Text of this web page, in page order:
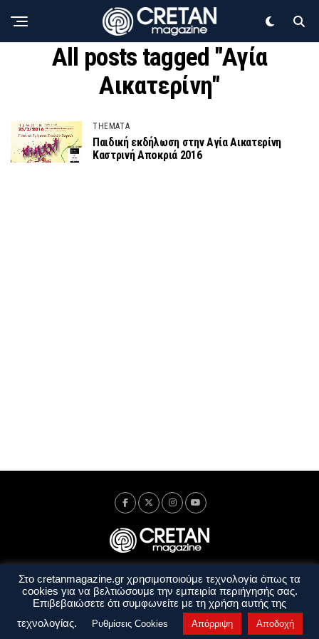
All posts tagged "Αγία
Αικατερίνη"
THEMATA
Παιδική εκδήλωση στην Αγία Αικατερίνη
Καστρινή Αποκριά 2016
Ταυτότητα Πολιτική Απορρήτου
Όροι Χρήσης
Όροι και Προϋποθέσεις
Στο cretanmagazine.gr χρησιμοποιούμε τεχνολογία όπως τα
cookies για να βελτιώσουμε την εμπειρία περιήγησής σας.
Επιβεβαιώσετε ότι συμφωνείτε με τη χρήση αυτής της
τεχνολογίας.
Ρυθμίσεις Cookies Απόρριψη Αποδοχή